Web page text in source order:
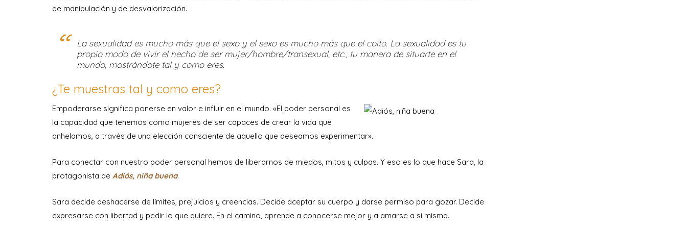
de manipulación y de desvalorización.
La sexualidad es mucho más que el sexo y el sexo es mucho más que el coito. La sexualidad es tu
propio modo de vivir el hecho de ser mujer/hombre/transexual, etc., tu manera de situarte en el
mundo, mostrándote tal y como eres.
¿Te muestras tal y como eres?
Empoderarse significa ponerse en valor e influir en el mundo. «El poder personal es
la capacidad que tenemos como mujeres de ser capaces de crear la vida que
anhelamos, a través de una elección consciente de aquello que deseamos experimentar».
Para conectar con nuestro poder personal hemos de liberarnos de miedos, mitos y culpas. Y eso es lo que hace Sara, la
protagonista de Adiós, niña buena.
Sara decide deshacerse de límites, prejuicios y creencias. Decide aceptar su cuerpo y darse permiso para gozar. Decide
expresarse con libertad y pedir lo que quiere. En el camino, aprende a conocerse mejor y a amarse a sí misma.